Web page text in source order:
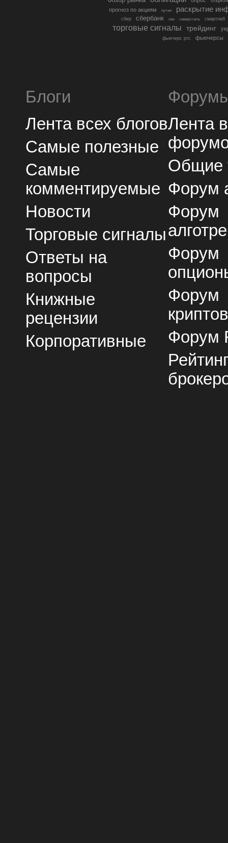
прогноз по акциям путин раскрытие
сбер сбербанк сво северсталь смартлаб
торговые сигналы трейдинг
фьючерс ртс фьючерсы
Блоги
Лента всех блогов
Самые полезные
Самые
комментируемые
Новости
Торговые сигналы
Ответы на
вопросы
Книжные
рецензии
Корпоративные
Лента
Общие
Форум
Форум
Форум
Форум
Форум